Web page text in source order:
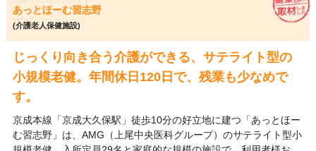
あっとほーむ習志野
(介護老人保健施設)
じっくり向き合う介護ができる、サテライト型の
小規模老健。年間休日120日で、残業も少なめで
す。
京成本線「京成大久保駅」徒歩10分の好立地に建つ「あっとほー
む習志野」は、AMG（上尾中央医科グループ）のサテライト型小